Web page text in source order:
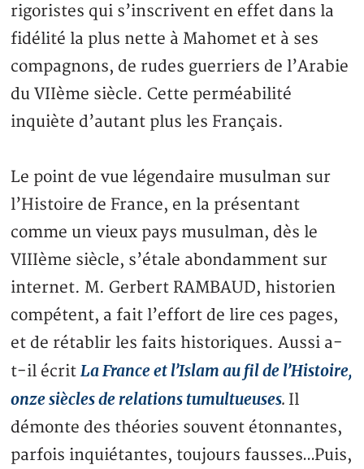
rigoristes qui s’inscrivent en effet dans la
fidélité la plus nette à Mahomet et à ses
compagnons, de rudes guerriers de l’Arabie
du VIIème siècle. Cette perméabilité
inquiète d’autant plus les Français.
Le point de vue légendaire musulman sur
l’Histoire de France, en la présentant
comme un vieux pays musulman, dès le
VIIIème siècle, s’étale abondamment sur
internet. M. Gerbert RAMBAUD, historien
compétent, a fait l’effort de lire ces pages,
et de rétablir les faits historiques. Aussi a-
t-il écritLa France et l’Islam au fil de l’Histoire,
onze siècles de relations tumultueuses. Il
démonte des théories souvent étonnantes,
parfois inquiétantes, toujours fausses…Puis,